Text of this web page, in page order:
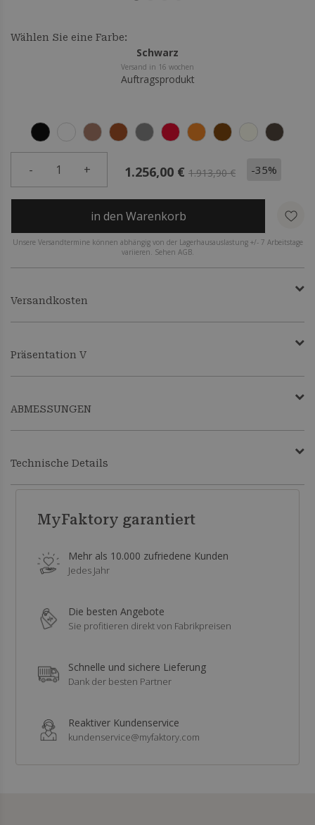
Wählen Sie eine Farbe:
Schwarz
Versand in 16 wochen
Auftragsprodukt
- 1 + 1.256,00 € 1.913,90 € -35%
in den Warenkorb
Unsere Versandtermine können abhängig von der Lagerhausauslastung +/- 7 Arbeitstage
variieren. Sehen AGB.
Versandkosten
Präsentation V
ABMESSUNGEN
Technische Details
MyFaktory garantiert
Mehr als 10.000 zufriedene Kunden
Jedes Jahr
Die besten Angebote
Sie profitieren direkt von Fabrikpreisen
Schnelle und sichere Lieferung
Dank der besten Partner
Reaktiver Kundenservice
kundenservice@myfaktory.com